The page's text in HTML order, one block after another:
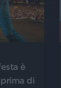
è
di